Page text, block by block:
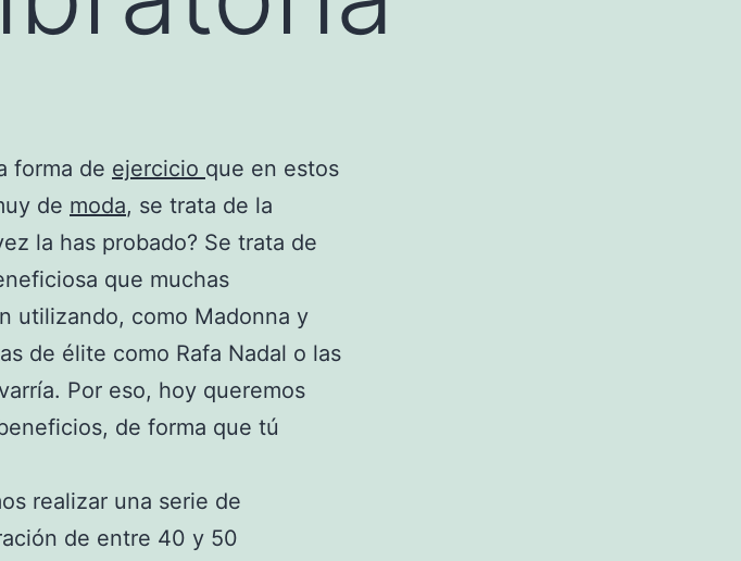
forma de ejercicio que en estos
de moda, se trata de la
la has probado? Se trata de
que muchas
utilizando, como Madonna y
de élite como Rafa Nadal o las
Por eso, hoy queremos
de forma que tú
realizar una serie de
de entre 40 y 50